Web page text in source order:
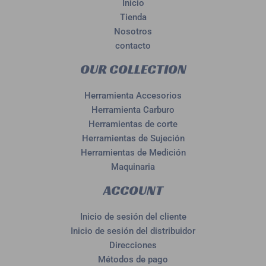
Inicio
Tienda
Nosotros
contacto
OUR COLLECTION
Herramienta Accesorios
Herramienta Carburo
Herramientas de corte
Herramientas de Sujeción
Herramientas de Medición
Maquinaria
ACCOUNT
Inicio de sesión del cliente
Inicio de sesión del distribuidor
Direcciones
Métodos de pago